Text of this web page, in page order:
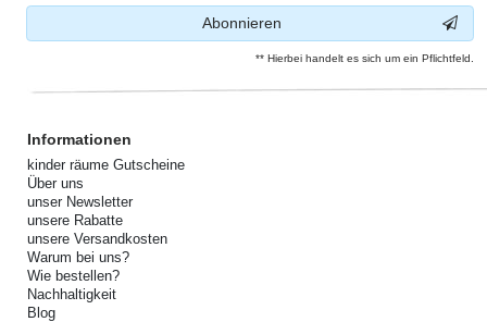
Abonnieren
** Hierbei handelt es sich um ein Pflichtfeld.
Informationen
kinder räume Gutscheine
Über uns
unser Newsletter
unsere Rabatte
unsere Versandkosten
Warum bei uns?
Wie bestellen?
Nachhaltigkeit
Blog